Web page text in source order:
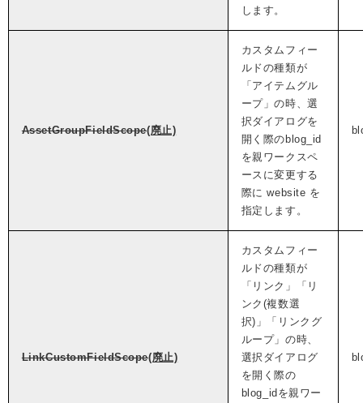
します。
AssetGroupFieldScope(廃止)
カスタムフィー
ルドの種類が
「アイテムグル
ープ」の時、選
択ダイアログを
開く際のblog_id
を親ワークスペ
ースに変更する
際に website を
指定します。
LinkCustomFieldScope(廃止)
カスタムフィー
ルドの種類が
「リンク」「リ
ンク(複数選
択)」「リンクグ
ループ」の時、
選択ダイアログ
を開く際の
blog_idを親ワー